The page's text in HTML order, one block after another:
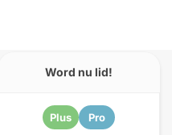
Word nu lid!
Plus Pro